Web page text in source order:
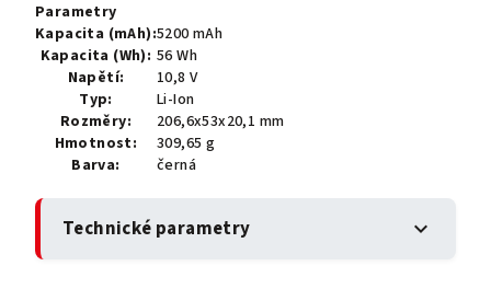
Parametry
Kapacita (mAh):5200 mAh
Kapacita (Wh): 56 Wh
Napětí:
10,8 V
Typ:
Li-Ion
Rozměry:
206,6x53x20,1 mm
Hmotnost:
309,65 g
Barva:
černá
Technické parametry expand_more